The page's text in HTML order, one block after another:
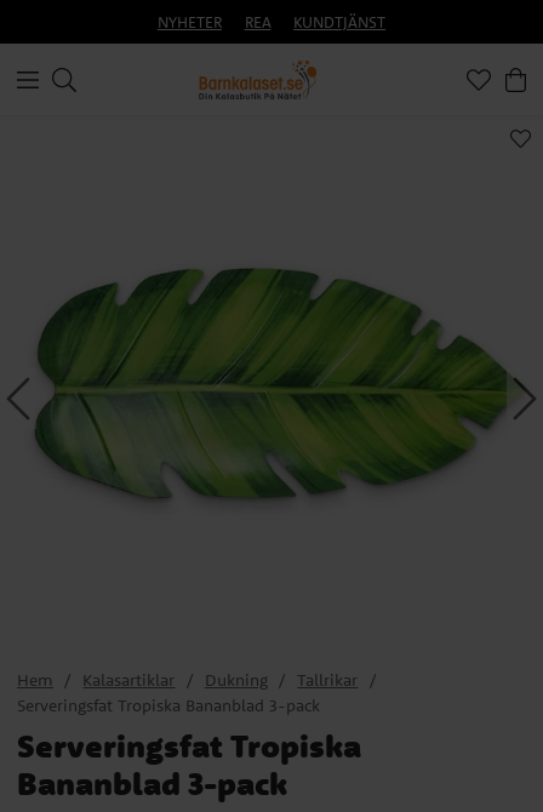
NYHETER REA KUNDTJÄNST
Hem Kalasartiklar Dukning
Tallrikar
Serveringsfat Tropiska Bananblad 3-pack
Serveringsfat Tropiska
Bananblad 3-pack